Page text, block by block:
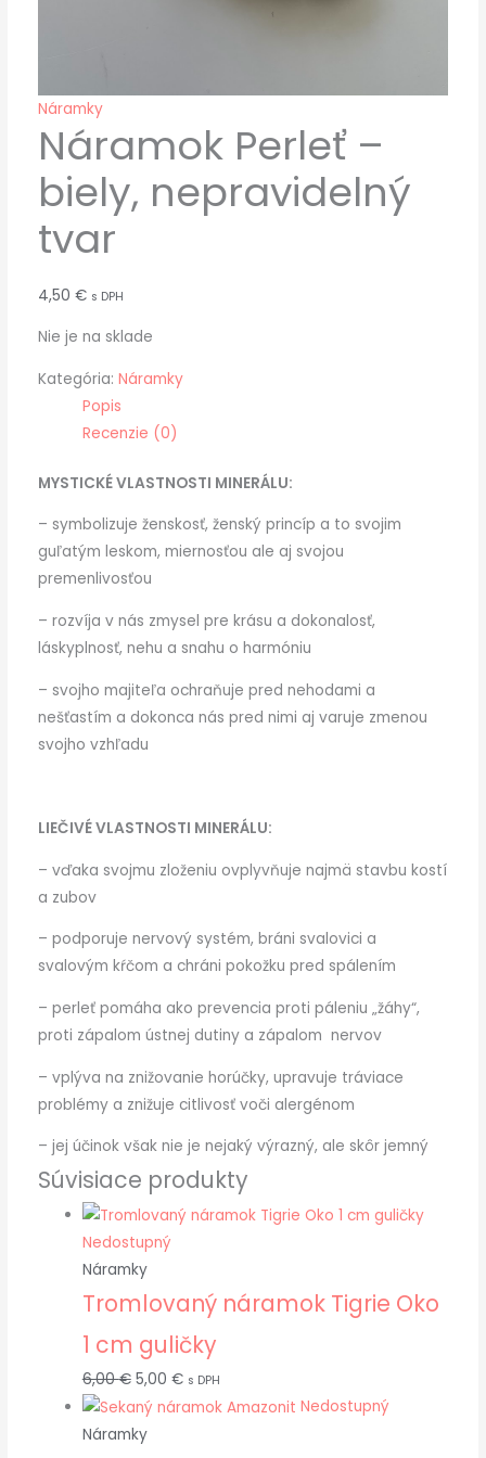
Náramky
Náramok Perleť –
biely, nepravidelný
tvar
4,50 € s DPH
Nie je na sklade
Kategória: Náramky
Popis
Recenzie (0)
MYSTICKÉ VLASTNOSTI MINERÁLU:
– symbolizuje ženskosť, ženský princíp a to svojim
guľatým leskom, miernosťou ale aj svojou
premenlivosťou
– rozvíja v nás zmysel pre krásu a dokonalosť,
láskyplnosť, nehu a snahu o harmóniu
– svojho majiteľa ochraňuje pred nehodami a
nešťastím a dokonca nás pred nimi aj varuje zmenou
svojho vzhľadu
LIEČIVÉ VLASTNOSTI MINERÁLU:
– vďaka svojmu zloženiu ovplyvňuje najmä stavbu kostí
a zubov
– podporuje nervový systém, bráni svalovici a
svalovým kŕčom a chráni pokožku pred spálením
– perleť pomáha ako prevencia proti páleniu „žáhy“,
proti zápalom ústnej dutiny a zápalom nervov
– vplýva na znižovanie horúčky, upravuje tráviace
problémy a znižuje citlivosť voči alergénom
– jej účinok však nie je nejaký výrazný, ale skôr jemný
Súvisiace produkty
Nedostupný
Náramky
Tromlovaný náramok Tigrie Oko
1 cm guličky
6,00€ 5,00 € s DPH
Nedostupný
Náramky